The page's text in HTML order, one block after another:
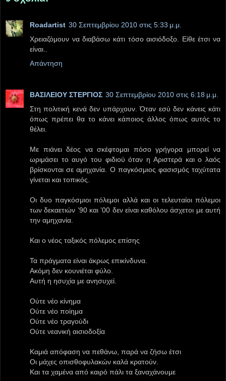
Roadartist 30 Σεπτεμβρίου 2010 στις 5:33 μ.μ.
Χρειαζόμουν να διαβάσω κάτι τόσο αισιόδοξο. Είθε έτσι να
είναι..
Απάντηση
ΒΑΣΙΛΕΙΟΥ ΣΤΕΡΓΙΟΣ 30 Σεπτεμβρίου 2010 στις 6:18 μ.μ.
Στη πολιτική κενά δεν υπάρχουν. Όταν εσύ δεν κάνεις κάτι
όπως πρέπει θα το κάνει κάποιος άλλος όπως αυτός το
θέλει.
Με πιάνει δέος να σκέφτομαι πόσο γρήγορα μπορεί να
ωριμάσει το αυγό του φιδιού όταν η Αριστερά και ο λαός
βρίσκονται σε αμηχανία. Ο παγκόσμιος φασισμός ταχύτατα
γίνεται και τοπικός.
Οι δυο παγκόσμιοι πόλεμοι αλλά και οι τελευταίοι πόλεμοι
των δεκαετιών ’90 και ’00 δεν είναι καθόλου άσχετοι με αυτή
την αμηχανία.
Και ο νέος ταξικός πόλεμος επίσης
Τα πράγματα είναι άκρως επικίνδυνα.
Ακόμη δεν κουνιέται φύλο.
Αυτή η ησυχία με ανησυχεί.
Ούτε νέο κίνημα
Ούτε νέο ποίημα
Ούτε νέο τραγούδι
Ούτε νεανική αισιοδοξία
Καμιά απόφαση να πεθάνω, παρά να ζήσω έτσι
Οι μάχες οπισθοφυλακών καλά κρατούν.
Και τα χαμένα από καιρό πάλι τα ξαναχάνουμε